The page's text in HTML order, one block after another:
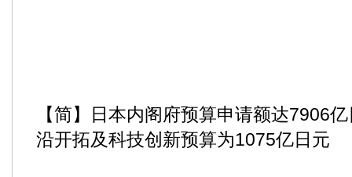
【简】日本内阁府预算申请额达7906
沿开拓及科技创新预算为1075亿日元